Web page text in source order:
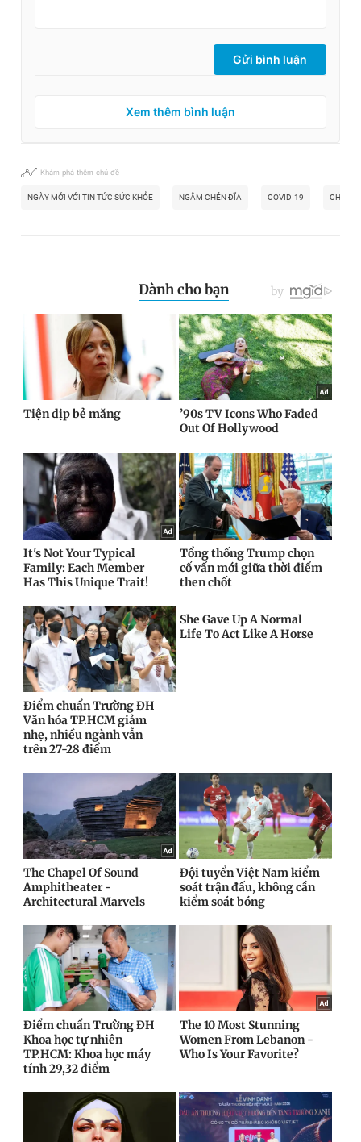
Gửi bình luận
Xem thêm bình luận
Khám phá thêm chủ đề
NGÀY MỚI VỚI TIN TỨC SỨC KHỎE NGÂM CHÉN ĐĨA COVID-19 CHAT